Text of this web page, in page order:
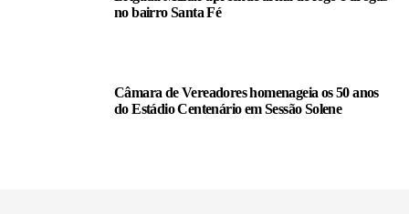
no bairro Santa Fé
Câmara de Vereadores homenageia os 50 anos
do Estádio Centenário em Sessão Solene